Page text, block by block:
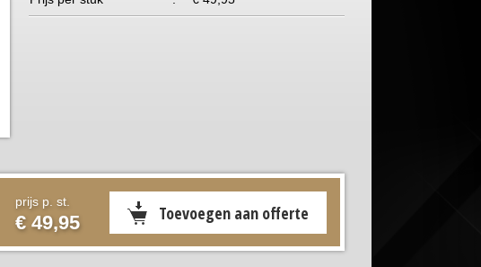
prijs p. st.
€ 49,95